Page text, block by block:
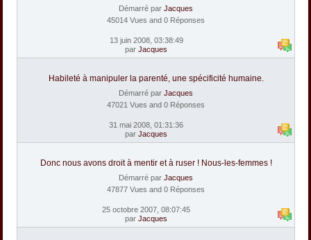
Démarré par Jacques
45014 Vues and 0 Réponses
13 juin 2008, 03:38:49
par Jacques
Habileté à manipuler la parenté, une spécificité humaine.
Démarré par Jacques
47021 Vues and 0 Réponses
31 mai 2008, 01:31:36
par Jacques
Donc nous avons droit à mentir et à ruser ! Nous-les-femmes !
Démarré par Jacques
47877 Vues and 0 Réponses
25 octobre 2007, 08:07:45
par Jacques